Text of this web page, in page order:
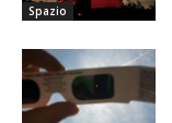
Spazio